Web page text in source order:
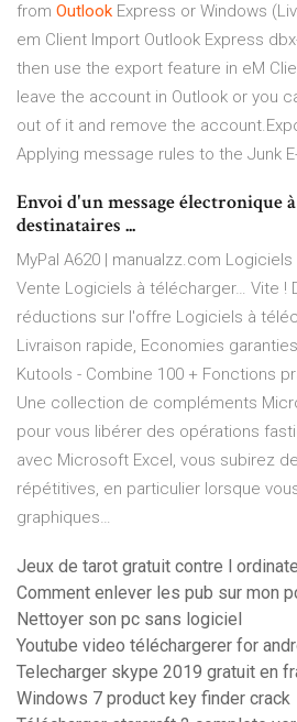
from Outlook Express or Windows
em Client Import Outlook Express
then use the export feature in eM
leave the account in Outlook or you
out of it and remove the
Applying message rules to the Junk
Envoi d'un message électronique
destinataires ...
MyPal A620 | manualzz.com
Vente Logiciels à télécharger… Vite !
réductions sur l'offre Logiciels à
Livraison rapide, Economies
Kutools - Combine 100 + Fonctions
Une collection de compléments
pour vous libérer des opérations
avec Microsoft Excel, vous subirez
répétitives, en particulier lorsque
graphiques…
Jeux de tarot gratuit contre l
Comment enlever les pub sur mon
Nettoyer son pc sans logiciel
Youtube video téléchargerer for
Telecharger skype 2019 gratuit en
Windows 7 product key finder crack